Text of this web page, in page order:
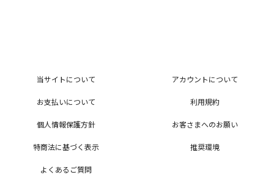
当サイトについて アカウントについて
お支払いについて 利用規約
個人情報保護方針 お客さまへのお願い
特商法に基づく表示 推奨環境
よくあるご質問